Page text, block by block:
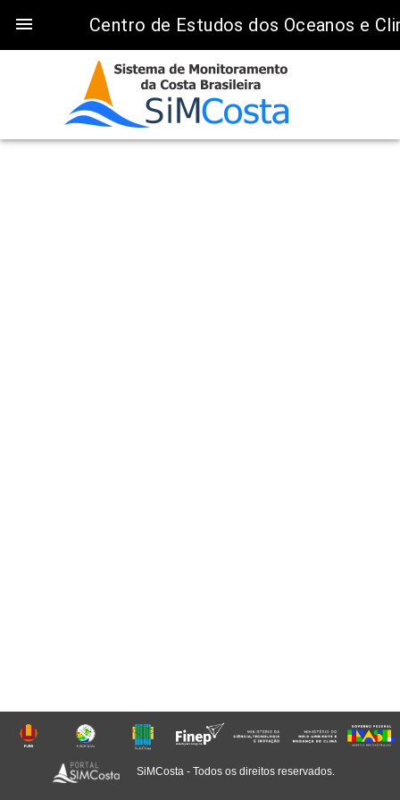
menu Centro de Estudos dos Oceanos e

SiMCosta - Todos os direitos reservados.